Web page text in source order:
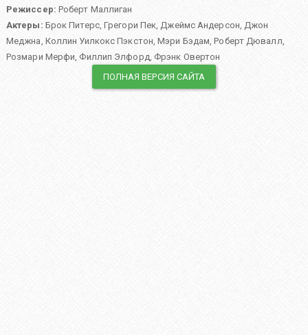
Режиссер: Роберт Маллиган
Актеры: Брок Питерс,Грегори Пек,Джеймс Андерсон,Джон
Меджна, Коллин Уилкокс Пэкстон,Мэри Бэдам,Роберт Дювалл,
Розмари Мерфи,Филлип Элфорд, Фрэнк Овертон
ПОЛНАЯ ВЕРСИЯ САЙТА